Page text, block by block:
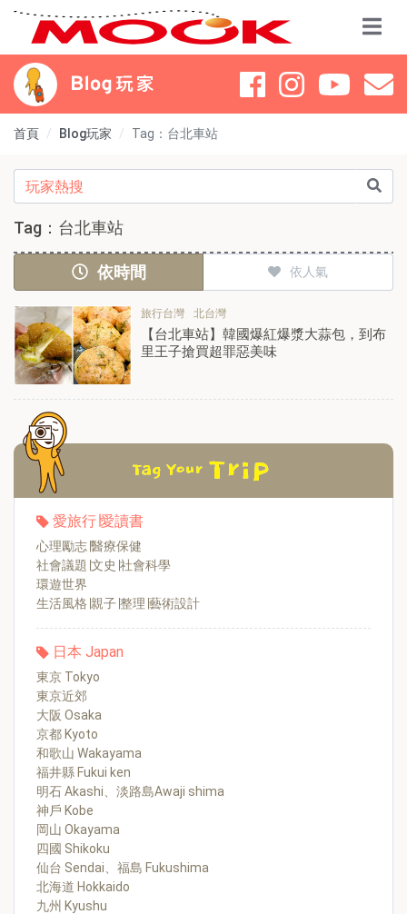
首頁 Blog玩家 Tag：台北車站
Tag：台北車站
依時間 依人氣
旅行台灣 北台灣
【台北車站】韓國爆紅爆漿大蒜包，到布
里王子搶買超罪惡美味
愛旅行∣愛讀書
心理勵志∣醫療保健
社會議題∣文史∣社會科學
環遊世界
生活風格∣親子∣整理∣藝術設計
日本 Japan
東京 Tokyo
東京近郊
大阪 Osaka
京都 Kyoto
和歌山 Wakayama
福井縣 Fukui ken
明石 Akashi、淡路島Awaji shima
神戶 Kobe
岡山 Okayama
四國 Shikoku
仙台 Sendai、福島 Fukushima
北海道 Hokkaido
九州 Kyushu